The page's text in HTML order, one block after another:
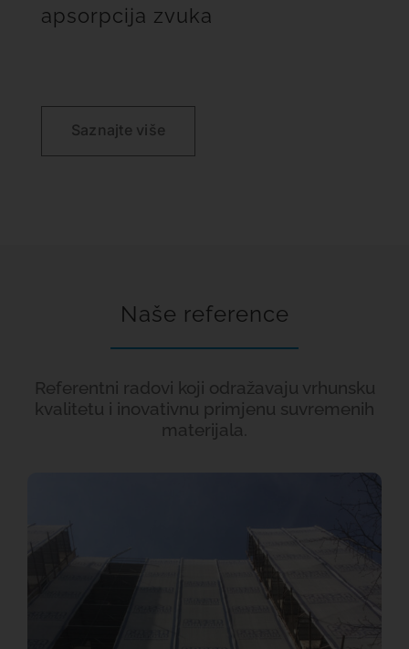
apsorpcija zvuka
Saznajte više
Naše reference
Referentni radovi koji odražavaju vrhunsku
kvalitetu i inovativnu primjenu suvremenih
materijala.